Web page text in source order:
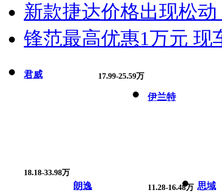
新款捷达价格出现松
锋范最高优惠1万元 现
君威 17.99-25.59万
伊兰特
18.18-33.98万
朗逸 11.28-16.48万 思域